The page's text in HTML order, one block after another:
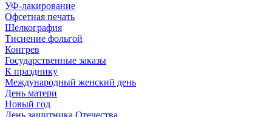
УФ-лакирование
Офсетная печать
Шелкография
Тиснение фольгой
Конгрев
Государственные заказы
К празднику
Международный женский день
День матери
Новый год
День защитника Отечества